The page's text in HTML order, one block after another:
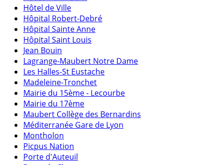
Hôtel de Ville
Hôpital Robert-Debré
Hôpital Sainte Anne
Hôpital Saint Louis
Jean Bouin
Lagrange-Maubert Notre Dame
Les Halles-St Eustache
Madeleine-Tronchet
Mairie du 15ème - Lecourbe
Mairie du 17ème
Maubert Collège des Bernardins
Méditerranée Gare de Lyon
Montholon
Picpus Nation
Porte d'Auteuil